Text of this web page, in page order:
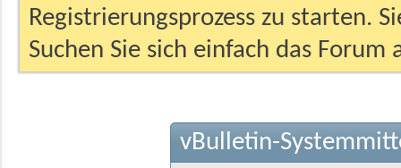
Registrierungsprozess zu starten.
Suchen Sie sich einfach das
vBulletin-